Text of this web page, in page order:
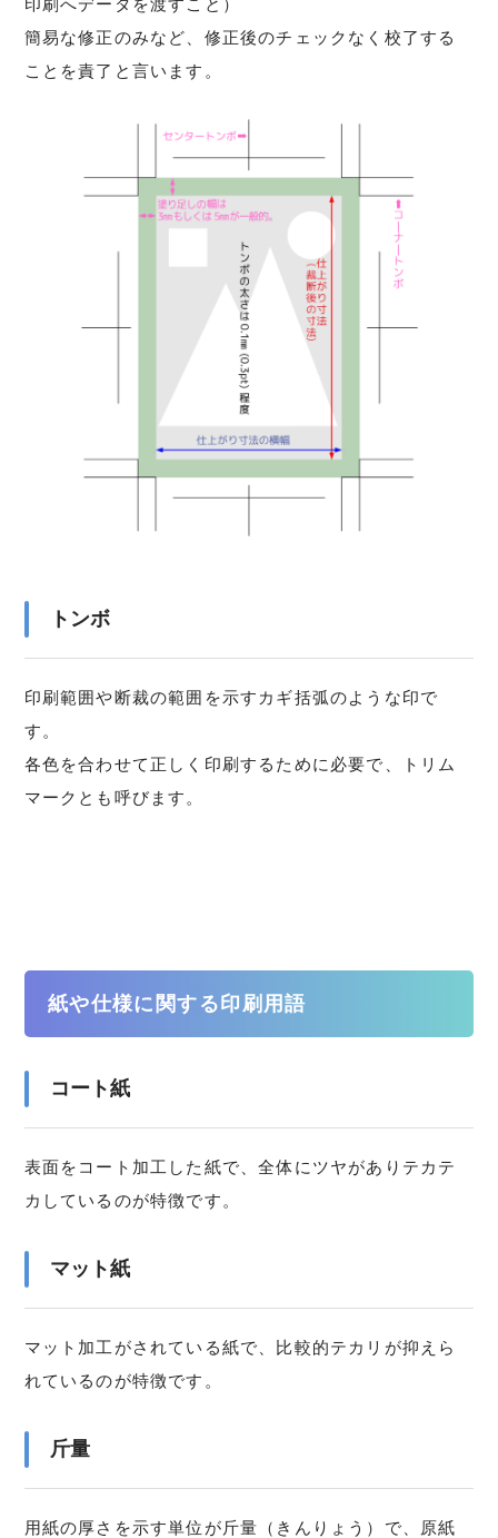
印刷へデータを渡すこと）
簡易な修正のみなど、修正後のチェックなく校了する
ことを責了と言います。
トンボ
印刷範囲や断裁の範囲を示すカギ括弧のような印で
す。
各色を合わせて正しく印刷するために必要で、トリム
マークとも呼びます。
紙や仕様に関する印刷用語
コート紙
表面をコート加工した紙で、全体にツヤがありテカテ
カしているのが特徴です。
マット紙
マット加工がされている紙で、比較的テカリが抑えら
れているのが特徴です。
斤量
用紙の厚さを示す単位が斤量（きんりょう）で、原紙